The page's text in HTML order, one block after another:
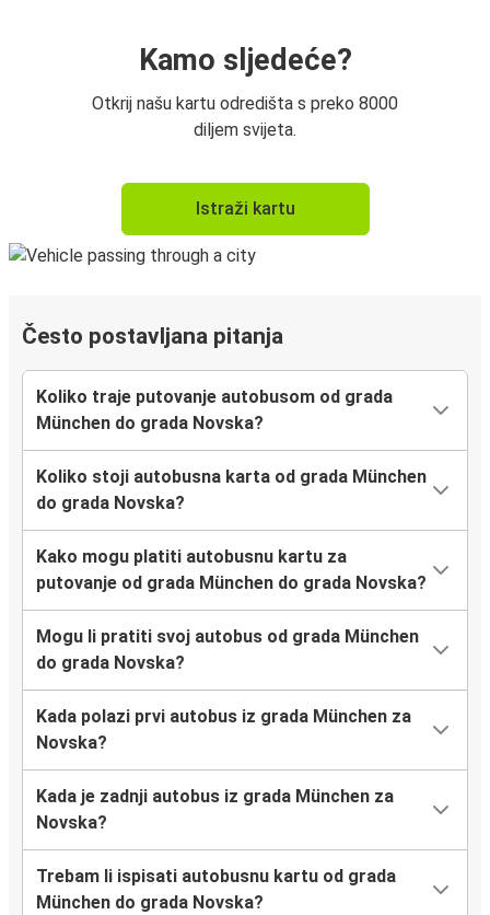
Kamo sljedeće?
Otkrij našu kartu odredišta s preko 8000
diljem svijeta.
Istraži kartu
Često postavljana pitanja
Koliko traje putovanje autobusom od grada
München do grada Novska?
Koliko stoji autobusna karta od grada München
do grada Novska?
Kako mogu platiti autobusnu kartu za
putovanje od grada München do grada Novska?
Mogu li pratiti svoj autobus od grada München
do grada Novska?
Kada polazi prvi autobus iz grada München za
Novska?
Kada je zadnji autobus iz grada München za
Novska?
Trebam li ispisati autobusnu kartu od grada
München do grada Novska?